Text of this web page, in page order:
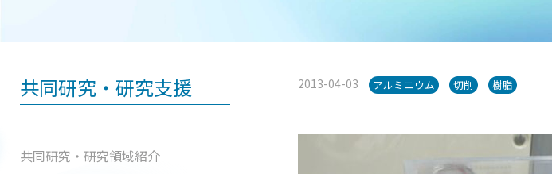
共同研究・研究支援
共同研究・研究領域紹介
2013-04-03 アルミニウム 切削 樹脂